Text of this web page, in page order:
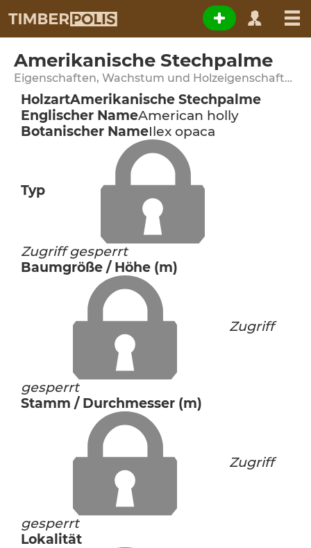
Amerikanische Stechpalme
Eigenschaften, Wachstum und Holzeigenschaften
HolzartAmerikanische Stechpalme
Englischer NameAmerican holly
Botanischer NameIlex opaca
Typ
Zugriff gesperrt
Baumgröße / Höhe (m)
Zugriff
gesperrt
Stamm / Durchmesser (m)
Zugriff
gesperrt
Lokalität